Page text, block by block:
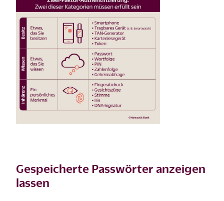
Gespeicherte Passwörter anzeigen
lassen